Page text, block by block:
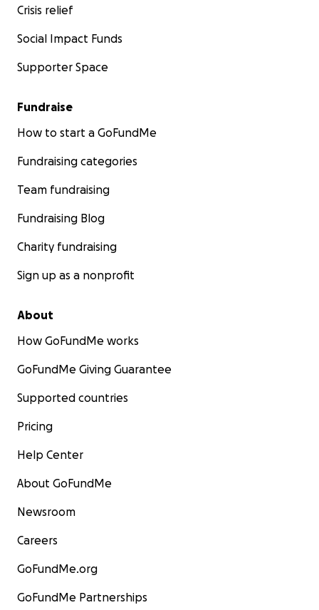
to me.
Crisis relief
Social Impact Funds
Supporter Space
Fundraise
How to start a GoFundMe
Fundraising categories
Team fundraising
Fundraising Blog
Charity fundraising
Sign up as a nonprofit
About
How GoFundMe works
GoFundMe Giving Guarantee
Supported countries
Pricing
Help Center
About GoFundMe
Newsroom
Careers
GoFundMe.org
GoFundMe Partnerships